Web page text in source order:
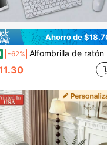
Ahorro de
-62% Alfombrilla de ratón personalizada con texto - Escritorio con fotos y nombres, alfombrilla grande, producto de cumpleaños y regalos Tamaño del producto 16 * 36 pulgadas (40 *